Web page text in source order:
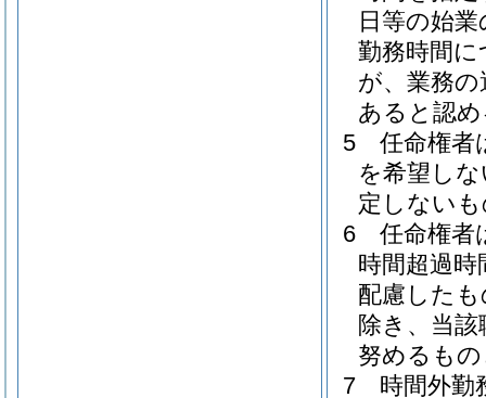
日等の始
勤務時間
が、業務
あると認
5
任命権者
を希望し
定しない
6
任命権者
時間超過
配慮した
除き、当
努めるも
7
時間外勤